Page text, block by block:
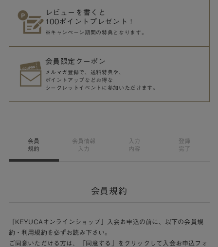
レビューを書くと
100ポイントプレゼント！
※キャンペーン期間の特典となります。
会員限定クーポン
メルマガ登録で、送料特典や、
ポイントアップなどお得な
シークレットイベントに参加いただけます。
会員
規約
会員情報
入力
入力
内容
登録
完了
会員規約
「KEYUCAオンラインショップ」入会お申込の前に、以下の会員規
約・利用規約を必ずお読み下さい。
ご同意いただける方は、「同意する」をクリックして入会お申込フォ